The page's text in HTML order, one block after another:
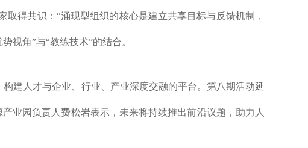
得共识：“涌现型组织的核心是建立共享目标与反馈机制，
视角”与“教练技术”的结合。
建人才与企业、行业、产业深度交融的平台。第八期活动延
业园负责人费松岩表示，未来将持续推出前沿议题，助力人